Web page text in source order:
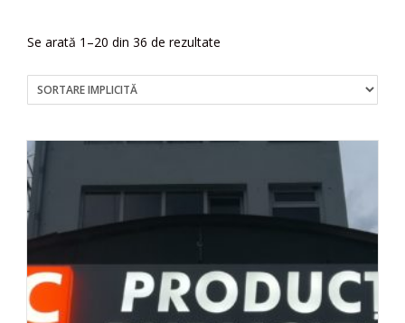
Se arată 1–20 din 36 de rezultate